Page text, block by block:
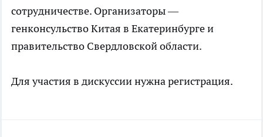
сотрудничестве. Организаторы —
генконсульство Китая в Екатеринбурге и
правительство Свердловской области.
Для участия в дискуссии нужна регистрация.